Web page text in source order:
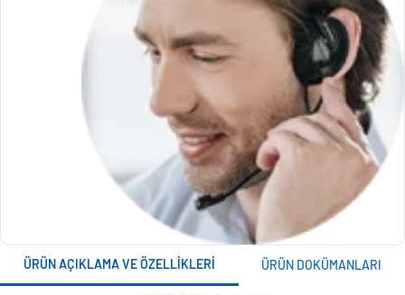
ÜRÜN AÇIKLAMA VE ÖZELLIKLERI ÜRÜN DOKÜMANLARI